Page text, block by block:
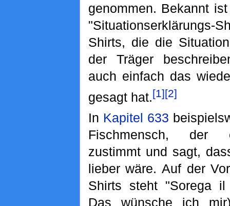
genommen. Bekannt
"Situationserklärungs-
Shirts, die die
der Träger
auch einfach das
gesagt hat.[1][2]
In Kapitel 633
Fischmensch, der
zustimmt und sagt,
lieber wäre. Auf der
Shirts steht "Sorega
Das wünsche ich